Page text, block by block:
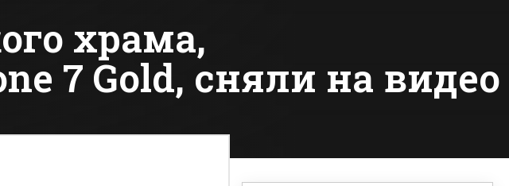
храма,
7 Gold, сняли на видео